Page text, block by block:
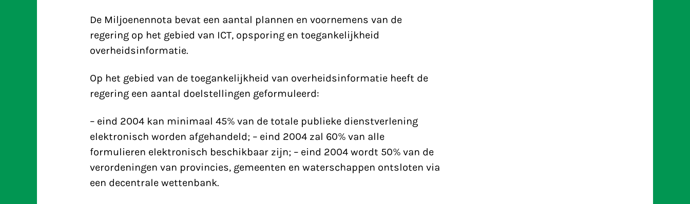
De Miljoenennota bevat een aantal plannen en voornemens van de
regering op het gebied van ICT, opsporing en toegankelijkheid
overheidsinformatie.
Op het gebied van de toegankelijkheid van overheidsinformatie heeft de
regering een aantal doelstellingen geformuleerd:
– eind 2004 kan minimaal 45% van de totale publieke dienstverlening
elektronisch worden afgehandeld; – eind 2004 zal 60% van alle
formulieren elektronisch beschikbaar zijn; – eind 2004 wordt 50% van de
verordeningen van provincies, gemeenten en waterschappen ontsloten via
een decentrale wettenbank.